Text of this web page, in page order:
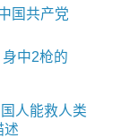
国共产党
中2枪的
人能救人类
述